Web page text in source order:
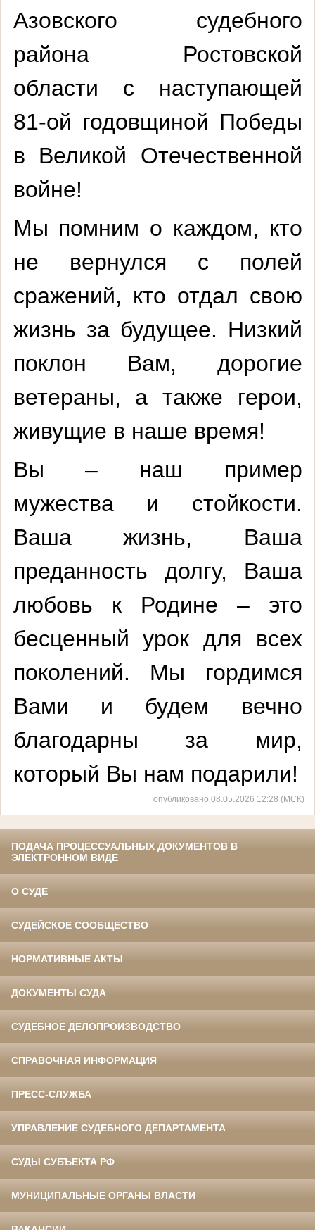
Азовского судебного
района Ростовской
области с наступающей
81-ой годовщиной Победы
в Великой Отечественной
войне!
Мы помним о каждом, кто
не вернулся с полей
сражений, кто отдал свою
жизнь за будущее. Низкий
поклон Вам, дорогие
ветераны, а также герои,
живущие в наше время!
Вы – наш пример
мужества и стойкости.
Ваша жизнь, Ваша
преданность долгу, Ваша
любовь к Родине – это
бесценный урок для всех
поколений. Мы гордимся
Вами и будем вечно
благодарны за мир,
который Вы нам подарили!
опубликовано 08.05.2026 12:28 (МСК)
ПОДАЧА ПРОЦЕССУАЛЬНЫХ ДОКУМЕНТОВ В
ЭЛЕКТРОННОМ ВИДЕ
О СУДЕ
СУДЕЙСКОЕ СООБЩЕСТВО
НОРМАТИВНЫЕ АКТЫ
ДОКУМЕНТЫ СУДА
СУДЕБНОЕ ДЕЛОПРОИЗВОДСТВО
СПРАВОЧНАЯ ИНФОРМАЦИЯ
ПРЕСС-СЛУЖБА
УПРАВЛЕНИЕ СУДЕБНОГО ДЕПАРТАМЕНТА
СУДЫ СУБЪЕКТА РФ
МУНИЦИПАЛЬНЫЕ ОРГАНЫ ВЛАСТИ